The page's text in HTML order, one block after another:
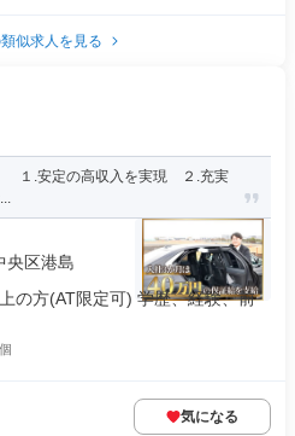
似求人を見る
１.安定の高収入を実現 ２.充実
央区港島
の方(AT限定可) 学歴、経験、前
気になる